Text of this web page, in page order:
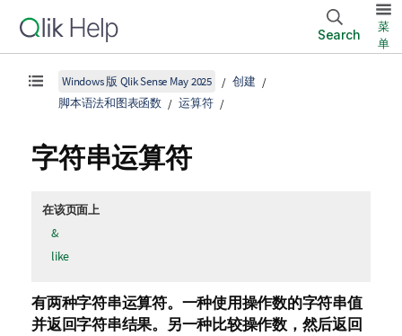
Search
菜
单
Windows 版 Qlik Sense May 2025
创建
脚本语法和图表函数
运算符
字符串运算符
在该页面上
&
like
有两种字符串运算符。一种使用操作数的字符串值
并返回字符串结果。另一种比较操作数，然后返回